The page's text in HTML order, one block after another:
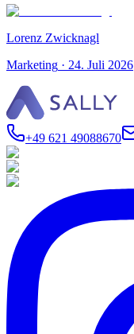
Lorenz Zwicknagl
Marketing · 24. Juli 2026
+49 621 49088670